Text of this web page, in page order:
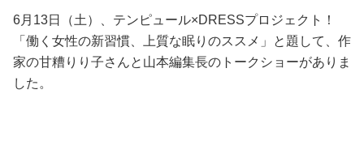
6月13日（土）、テンピュール×DRESSプロジェクト！
「働く女性の新習慣、上質な眠りのススメ」と題して、作
家の甘糟りり子さんと山本編集長のトークショーがありま
した。